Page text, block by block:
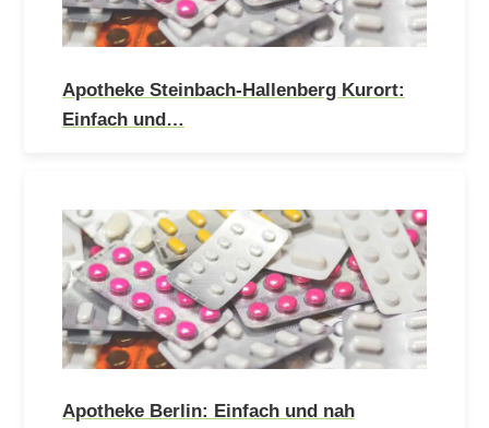
Apotheke Steinbach-Hallenberg Kurort:
Einfach und…
Apotheke Berlin: Einfach und nah